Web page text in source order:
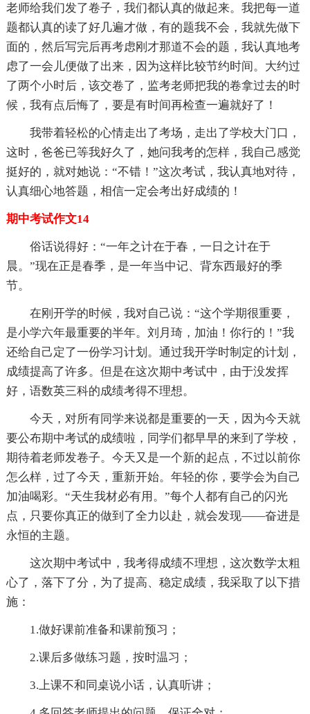
老师给我们发了卷子，我们都认真的做起来。我把每一道
题都认真的读了好几遍才做，有的题我不会，我就先做下
面的，然后写完后再考虑刚才那道不会的题，我认真地考
虑了一会儿便做了出来，因为这样比较节约时间。大约过
了两个小时后，该交卷了，监考老师把我的卷拿过去的时
候，我有点后悔了，要是有时间再检查一遍就好了！
我带着轻松的心情走出了考场，走出了学校大门口，
这时，爸爸已等我好久了，她问我考的怎样，我自己感觉
挺好的，就对她说：“不错！”这次考试，我认真地对待，
认真细心地答题，相信一定会考出好成绩的！
期中考试作文14
俗话说得好：“一年之计在于春，一日之计在于
晨。”现在正是春季，是一年当中记、背东西最好的季
节。
在刚开学的时候，我对自己说：“这个学期很重要，
是小学六年最重要的半年。刘月琦，加油！你行的！”我
还给自己定了一份学习计划。通过我开学时制定的计划，
成绩提高了许多。但是在这次期中考试中，由于没发挥
好，语数英三科的成绩考得不理想。
今天，对所有同学来说都是重要的一天，因为今天就
要公布期中考试的成绩啦，同学们都早早的来到了学校，
期待着老师发卷子。今天又是一个新的起点，不过以前你
怎么样，过了今天，重新开始。年轻的你，要学会为自己
加油喝彩。“天生我材必有用。”每个人都有自己的闪光
点，只要你真正的做到了全力以赴，就会发现——奋进是
永恒的主题。
这次期中考试中，我考得成绩不理想，这次数学太粗
心了，落下了分，为了提高、稳定成绩，我采取了以下措
施：
1.做好课前准备和课前预习；
2.课后多做练习题，按时温习；
3.上课不和同桌说小话，认真听讲；